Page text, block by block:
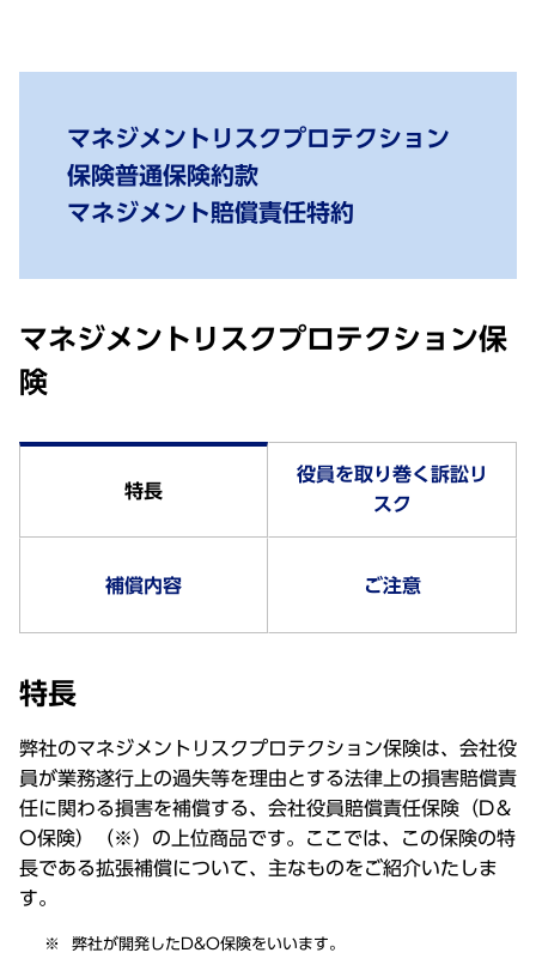
マネジメントリスクプロテクション
保険普通保険約款
マネジメント賠償責任特約
マネジメントリスクプロテクション保
険
特長
役員を取り巻く訴訟リ
スク
補償内容 ご注意
特長
弊社のマネジメントリスクプロテクション保険は、会社役
員が業務遂行上の過失等を理由とする法律上の損害賠償責
任に関わる損害を補償する、会社役員賠償責任保険（D＆
O保険）（※）の上位商品です。ここでは、この保険の特
長である拡張補償について、主なものをご紹介いたしま
す。
弊社が開発したD&O保険をいいます。